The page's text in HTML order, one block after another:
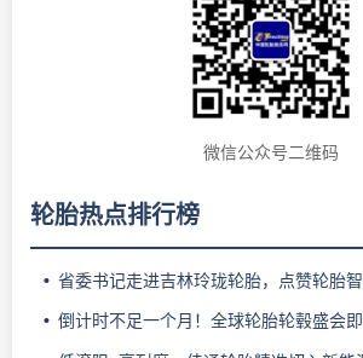
微信公众号二维码
轮胎热点排行榜
省委书记走进吉林玲珑轮胎，点赞轮胎
倒计时不足一个月！全球轮胎轮毂盛会即